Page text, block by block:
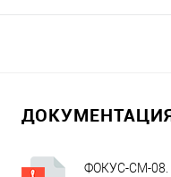
ФОКУС-СМ-08.